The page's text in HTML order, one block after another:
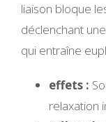
liaison bloque
déclenchant
qui entraîne
effets :
relaxation